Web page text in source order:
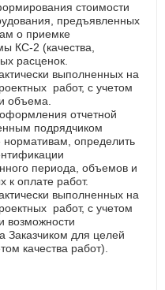
стоимости
предъявленных
о приемке
КС-2 (качества,
расценок.
выполненных на
работ, с учетом
объема.
отчетной
подрядчиком
нормативам, определить
периода, объемов и
к оплате работ.
выполненных на
работ, с учетом
возможности
Заказчиком для целей
качества работ).